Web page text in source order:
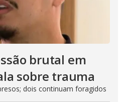
brutal em
sobre trauma
dois continuam foragidos